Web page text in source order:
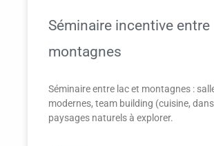
Séminaire incentive entre
montagnes
Séminaire entre lac et montagnes :
modernes, team building (cuisine,
paysages naturels à explorer.